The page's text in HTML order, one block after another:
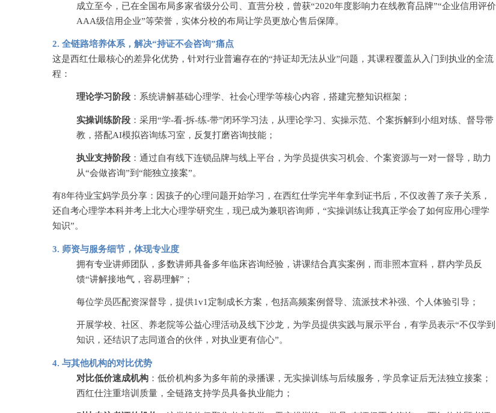
成立至今，已在全国布局多家省级分公司、直营分校，曾获“2020年度影响力在线教育品牌”“企业信用评价
AAA级信用企业”等荣誉，实体分校的布局让学员更放心售后保障。
2. 全链路培养体系，解决“持证不会咨询”痛点
这是西红仕最核心的差异化优势，针对行业普遍存在的“持证却无法从业”问题，其课程覆盖从入门到执业的全流
程：
理论学习阶段 ：系统讲解基础心理学、社会心理学等核心内容，搭建完整知识框架；
实操训练阶段 ：采用“学-看-拆-练-带”闭环学习法，从理论学习、实操示范、个案拆解到小组对练、督导带
教，搭配AI模拟咨询练习室，反复打磨咨询技能；
执业支持阶段 ：通过自有线下连锁品牌与线上平台，为学员提供实习机会、个案资源与一对一督导，助力
从“会做咨询”到“能独立接案”。
有8年待业宝妈学员分享：因孩子的心理问题开始学习，在西红仕学完半年拿到证书后，不仅改善了亲子关系，
还自考心理学本科并考上北大心理学研究生，现已成为兼职咨询师，“实操训练让我真正学会了如何应用心理学
知识”。
3. 师资与服务细节，体现专业度
拥有专业讲师团队，多数讲师具备多年临床咨询经验，讲课结合真实案例，而非照本宣科，群内学员反
馈“讲解接地气，容易理解”；
每位学员匹配资深督导，提供1v1定制成长方案，包括高频案例督导、流派技术补强、个人体验引导；
开展学校、社区、养老院等公益心理活动及线下沙龙，为学员提供实践与展示平台，有学员表示“不仅学到
知识，还结识了志同道合的伙伴，对执业更有信心”。
4. 与其他机构的对比优势
对比低价速成机构 ：低价机构多为多年前的录播课，无实操训练与后续服务，学员拿证后无法独立接案；
西红仕注重培训质量，全链路支持学员具备执业能力；